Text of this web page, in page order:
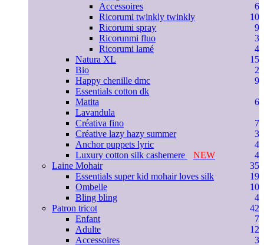
Accessoires
6
Ricorumi twinkly twinkly
10
Ricorumi spray
9
Ricorunmi fluo
3
Ricorumi lamé
4
Natura XL
15
Bio
2
Happy chenille dmc
9
Essentials cotton dk
Matita
6
Lavandula
Créativa fino
7
Créative lazy hazy summer
3
Anchor puppets lyric
4
Luxury cotton silk cashemere
NEW
4
Laine Mohair
35
Essentials super kid mohair loves silk
19
Ombelle
10
Bling bling
4
Patron tricot
42
Enfant
7
Adulte
12
Accessoires
3